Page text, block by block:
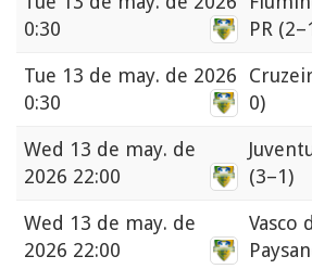
0:30
PR
Tue 13 de may. de 2026
0:30
0)
Wed 13 de may. de
2026 22:00
(3–1)
Wed 13 de may. de
2026 22:00
Vasco